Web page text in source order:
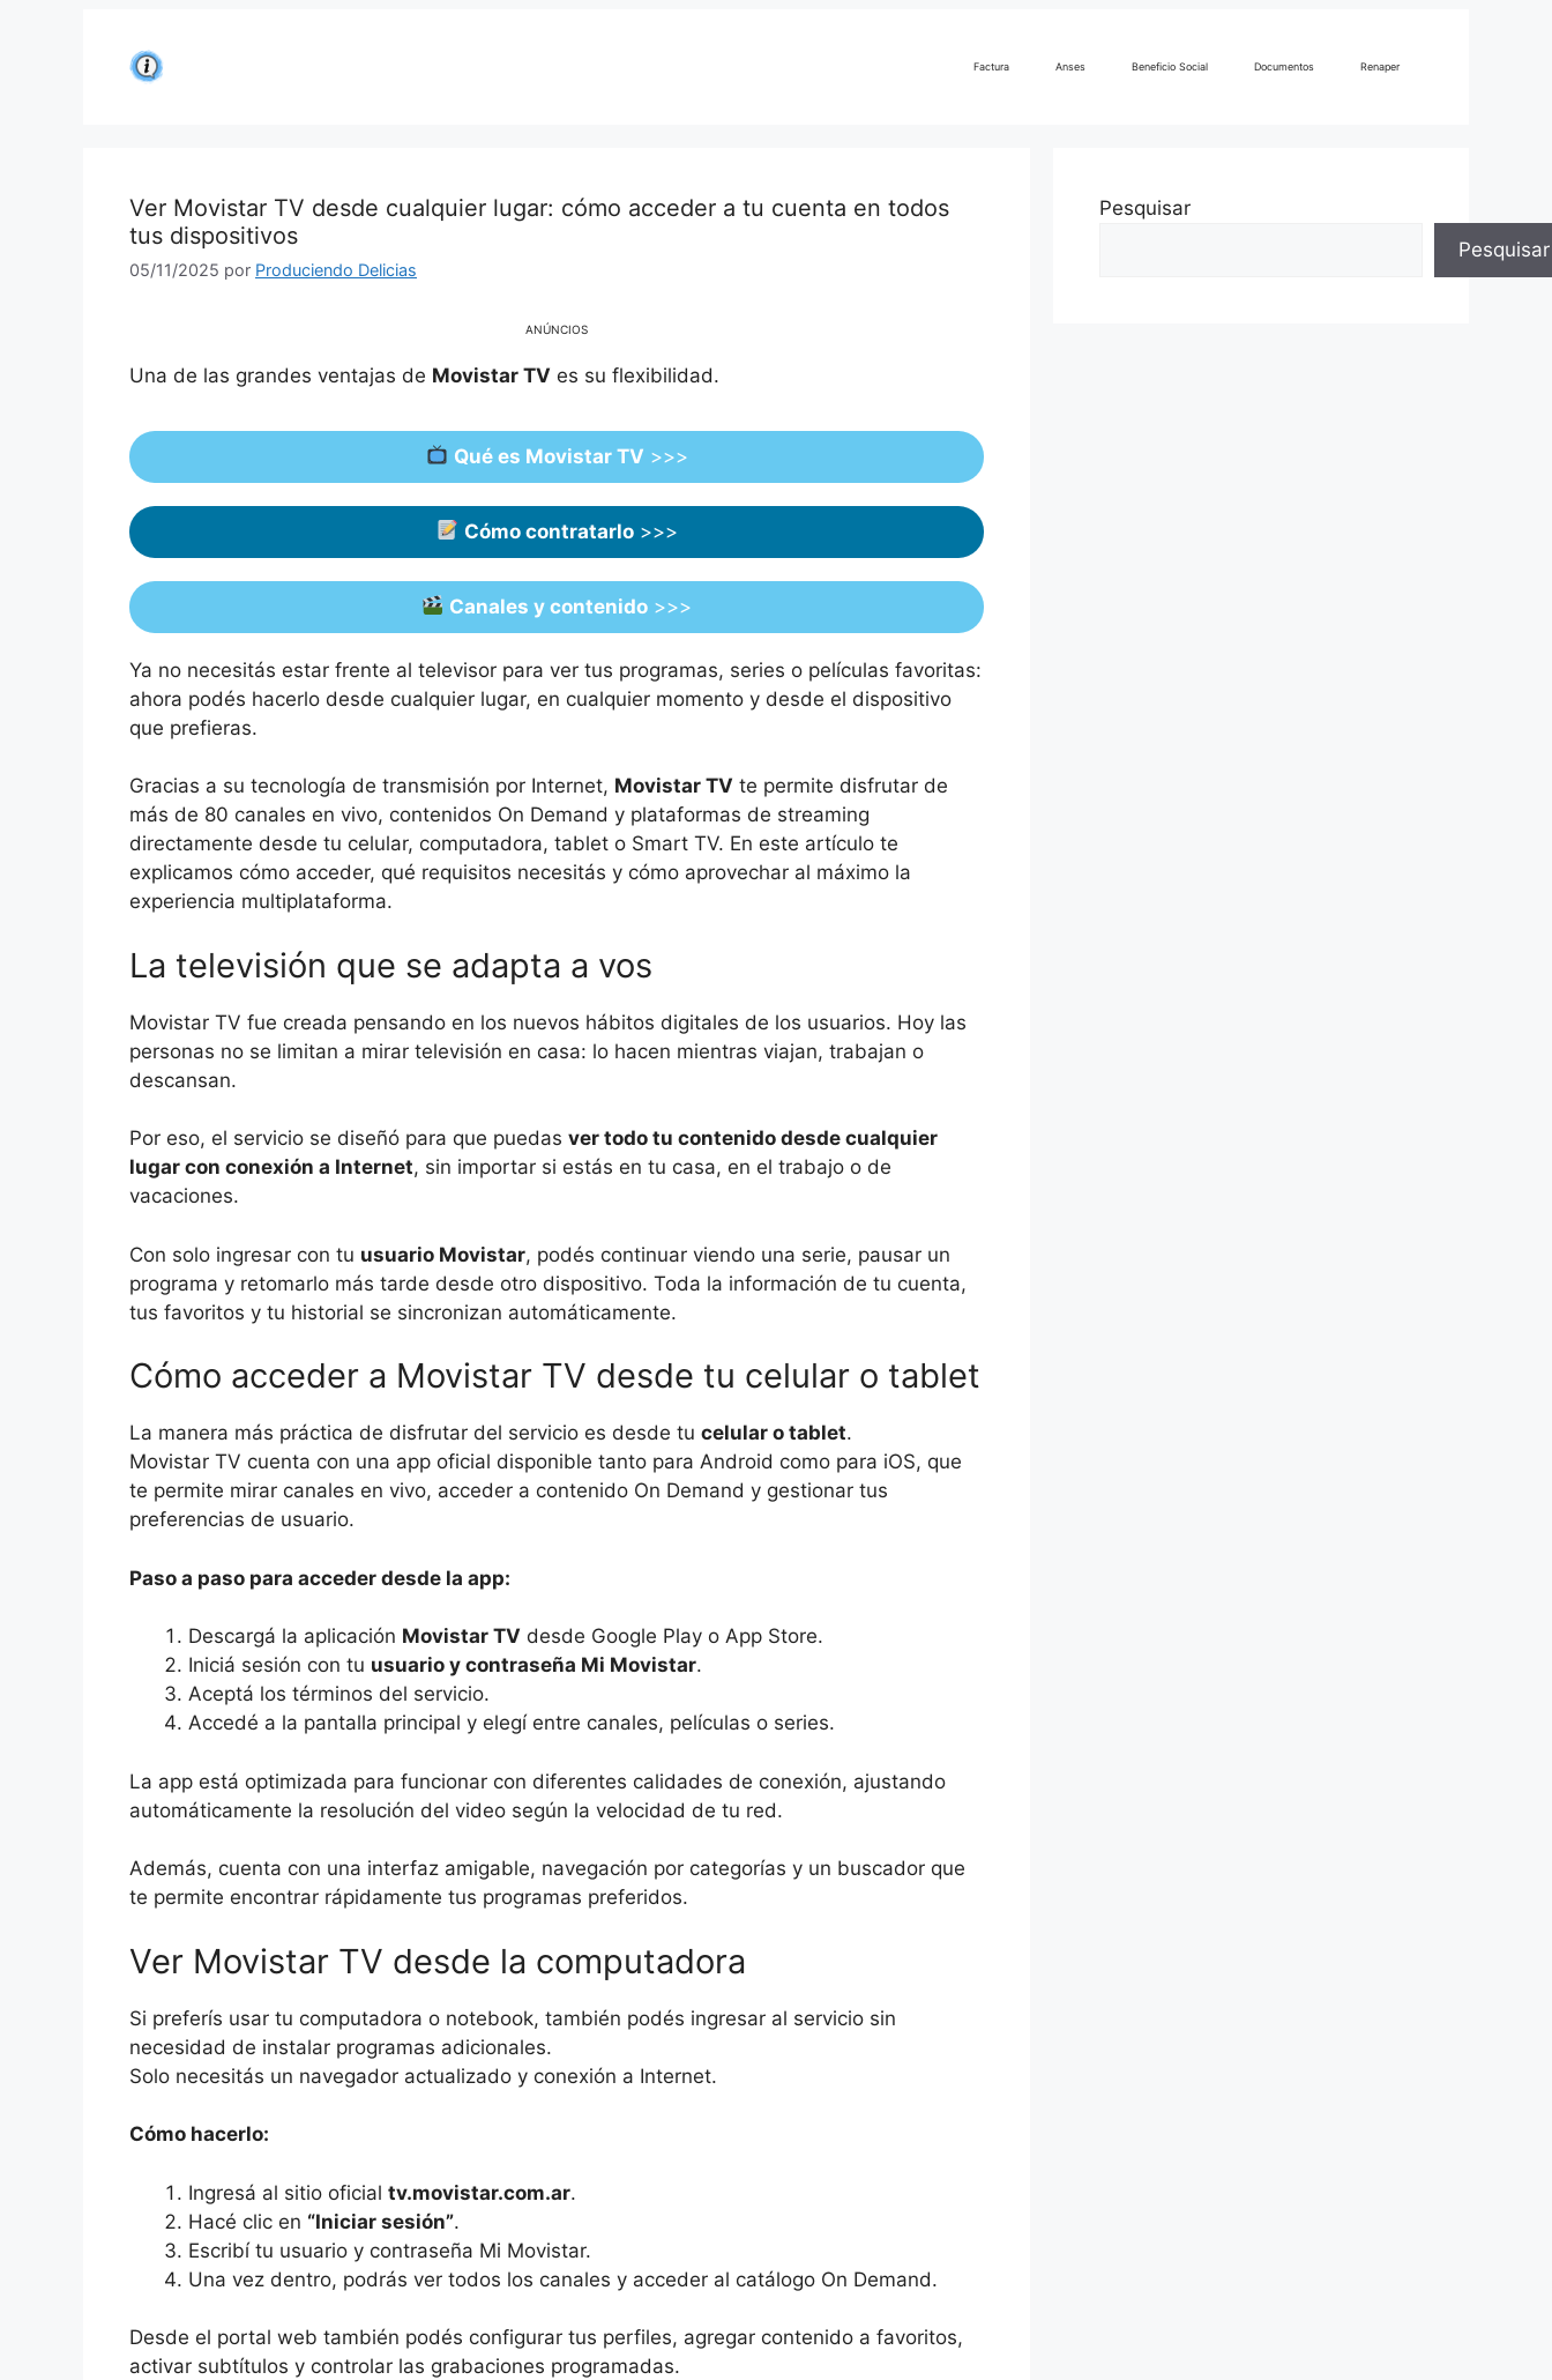
Factura Anses Beneficio Social Documentos Renaper
Ver Movistar TV desde cualquier lugar: cómo acceder a tu cuenta en todos
tus dispositivos
05/11/2025 por Produciendo Delicias
ANÚNCIOS
Una de las grandes ventajas de Movistar TV es su flexibilidad.
Qué es Movistar TV >>>
Cómo contratarlo>>>
Canales y contenido >>>
Ya no necesitás estar frente al televisor para ver tus programas, series o películas favoritas:
ahora podés hacerlo desde cualquier lugar, en cualquier momento y desde el dispositivo
que prefieras.
Gracias a su tecnología de transmisión por Internet, Movistar TV te permite disfrutar de
más de 80 canales en vivo, contenidos On Demand y plataformas de streaming
directamente desde tu celular, computadora, tablet o Smart TV. En este artículo te
explicamos cómo acceder, qué requisitos necesitás y cómo aprovechar al máximo la
experiencia multiplataforma.
La televisión que se adapta a vos
Movistar TV fue creada pensando en los nuevos hábitos digitales de los usuarios. Hoy las
personas no se limitan a mirar televisión en casa: lo hacen mientras viajan, trabajan o
descansan.
Por eso, el servicio se diseñó para que puedas ver todo tu contenido desde cualquier
lugar con conexión a Internet, sin importar si estás en tu casa, en el trabajo o de
vacaciones.
Con solo ingresar con tu usuario Movistar, podés continuar viendo una serie, pausar un
programa y retomarlo más tarde desde otro dispositivo. Toda la información de tu cuenta,
tus favoritos y tu historial se sincronizan automáticamente.
Cómo acceder a Movistar TV desde tu celular o tablet
La manera más práctica de disfrutar del servicio es desde tu celular o tablet.
Movistar TV cuenta con una app oficial disponible tanto para Android como para iOS, que
te permite mirar canales en vivo, acceder a contenido On Demand y gestionar tus
preferencias de usuario.
Paso a paso para acceder desde la app:
Descargá la aplicación Movistar TV desde Google Play o App Store.
Iniciá sesión con tu usuario y contraseña Mi Movistar.
Aceptá los términos del servicio.
Accedé a la pantalla principal y elegí entre canales, películas o series.
La app está optimizada para funcionar con diferentes calidades de conexión, ajustando
automáticamente la resolución del video según la velocidad de tu red.
Además, cuenta con una interfaz amigable, navegación por categorías y un buscador que
te permite encontrar rápidamente tus programas preferidos.
Ver Movistar TV desde la computadora
Si preferís usar tu computadora o notebook, también podés ingresar al servicio sin
necesidad de instalar programas adicionales.
Solo necesitás un navegador actualizado y conexión a Internet.
Cómo hacerlo:
Ingresá al sitio oficial tv.movistar.com.ar.
Hacé clic en “Iniciar sesión”.
Escribí tu usuario y contraseña Mi Movistar.
Una vez dentro, podrás ver todos los canales y acceder al catálogo On Demand.
Desde el portal web también podés configurar tus perfiles, agregar contenido a favoritos,
activar subtítulos y controlar las grabaciones programadas.
Pesquisar
Pesquisar